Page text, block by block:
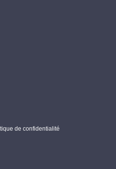
de confidentialité